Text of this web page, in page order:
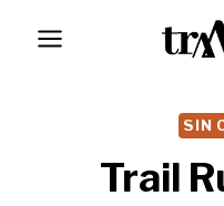
SIN
Trail